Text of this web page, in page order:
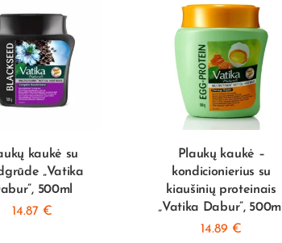
kaukė su
„Vatika
500ml
14.87 €
Plaukų kaukė –
kondicionierius su
kiaušinių proteinais
„Vatika Dabur”, 500ml
14.89 €